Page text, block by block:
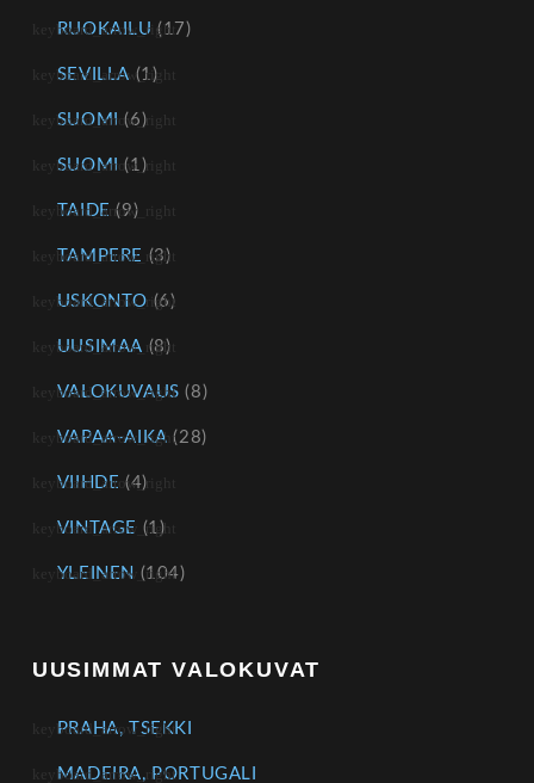
RUOKAILU (17)
SEVILLA (1)
SUOMI (6)
SUOMI (1)
TAIDE (9)
TAMPERE (3)
USKONTO (6)
UUSIMAA (8)
VALOKUVAUS (8)
VAPAA-AIKA (28)
VIIHDE (4)
VINTAGE (1)
YLEINEN (104)
UUSIMMAT VALOKUVAT
PRAHA, TSEKKI
MADEIRA, PORTUGALI